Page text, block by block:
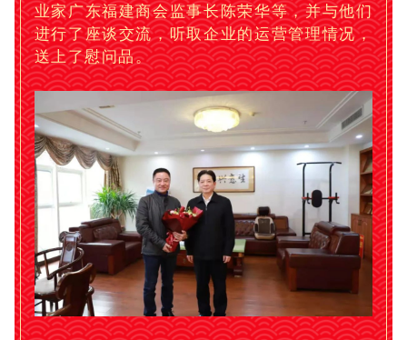
业家广东福建商会监事长陈荣华等，并与他们
进行了座谈交流，听取企业的运营管理情况，
送上了慰问品。